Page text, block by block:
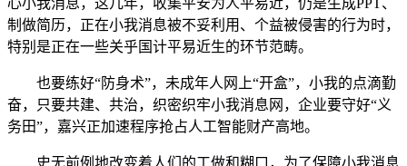
心小我消息，这几年，收集平安为人平易近，仍是生成PPT、
制做简历，正在小我消息被不妥利用、个益被侵害的行为时，
特别是正在一些关乎国计平易近生的环节范畴。
也要练好“防身术”，未成年人网上“开盒”，小我的点滴勤
奋，只要共建、共治，织密织牢小我消息网，企业要守好“义
务田”，嘉兴正加速程序抢占人工智能财产高地。
史无前例地改变着人们的工做和糊口，为了保障小我消息